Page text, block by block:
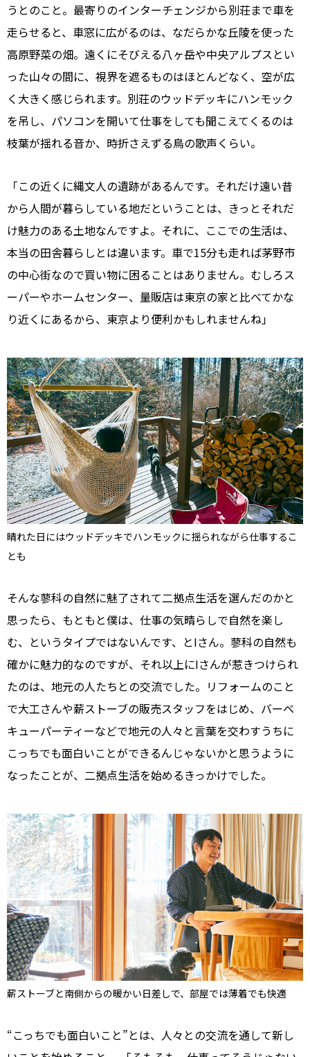
うとのこと。最寄りのインターチェンジから別荘まで車を
走らせると、車窓に広がるのは、なだらかな丘陵を使った
高原野菜の畑。遠くにそびえる八ヶ岳や中央アルプスとい
った山々の間に、視界を遮るものはほとんどなく、空が広
く大きく感じられます。別荘のウッドデッキにハンモック
を吊し、パソコンを開いて仕事をしても聞こえてくるのは
枝葉が揺れる音か、時折さえずる鳥の歌声くらい。
「この近くに縄文人の遺跡があるんです。それだけ遠い昔
から人間が暮らしている地だということは、きっとそれだ
け魅力のある土地なんですよ。それに、ここでの生活は、
本当の田舎暮らしとは違います。車で15分も走れば茅野市
の中心街なので買い物に困ることはありません。むしろス
ーパーやホームセンター、量販店は東京の家と比べてかな
り近くにあるから、東京より便利かもしれませんね」
晴れた日にはウッドデッキでハンモックに揺られながら仕事するこ
とも
そんな蓼科の自然に魅了されて二拠点生活を選んだのかと
思ったら、もともと僕は、仕事の気晴らしで自然を楽し
む、というタイプではないんです、とIさん。蓼科の自然も
確かに魅力的なのですが、それ以上にIさんが惹きつけられ
たのは、地元の人たちとの交流でした。リフォームのこと
で大工さんや薪ストーブの販売スタッフをはじめ、バーベ
キューパーティーなどで地元の人々と言葉を交わすうちに
こっちでも面白いことができるんじゃないかと思うように
なったことが、二拠点生活を始めるきっかけでした。
薪ストーブと南側からの暖かい日差しで、部屋では薄着でも快適
“こっちでも面白いこと”とは、人々との交流を通して新し